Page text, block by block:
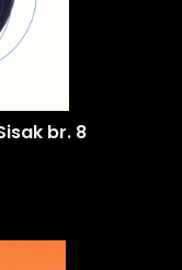
br. 8